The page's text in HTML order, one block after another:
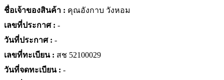
ชื่อเจ้าของสินค้า : คุณอังกาบ วังหอม
เลขที่ประกาศ : -
วันที่ประกาศ : -
เลขที่ทะเบียน : สช 52100029
วันที่จดทะเบียน : -